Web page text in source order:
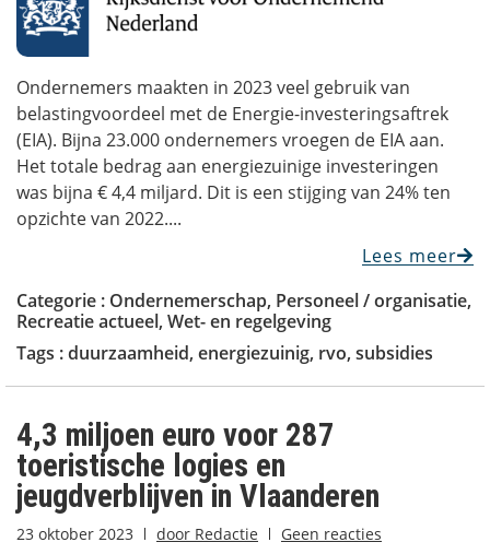
Ondernemers maakten in 2023 veel gebruik van
belastingvoordeel met de Energie-investeringsaftrek
(EIA). Bijna 23.000 ondernemers vroegen de EIA aan.
Het totale bedrag aan energiezuinige investeringen
was bijna € 4,4 miljard. Dit is een stijging van 24% ten
opzichte van 2022....
Lees meer
Categorie : Ondernemerschap, Personeel / organisatie,
Recreatie actueel, Wet- en regelgeving
Tags :duurzaamheid, energiezuinig, rvo, subsidies
4,3 miljoen euro voor 287
toeristische logies en
jeugdverblijven in Vlaanderen
23 oktober 2023 door Redactie Geen reacties